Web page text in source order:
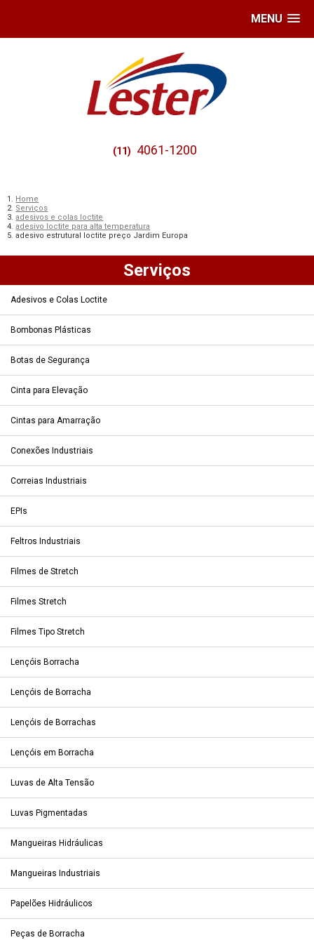
MENU
(11) 4061-1200
Home
Serviços
adesivos e colas loctite
adesivo loctite para alta temperatura
adesivo estrutural loctite preço Jardim Europa
Serviços
Adesivos e Colas Loctite
Bombonas Plásticas
Botas de Segurança
Cinta para Elevação
Cintas para Amarração
Conexões Industriais
Correias Industriais
EPIs
Feltros Industriais
Filmes de Stretch
Filmes Stretch
Filmes Tipo Stretch
Lençóis Borracha
Lençóis de Borracha
Lençóis de Borrachas
Lençóis em Borracha
Luvas de Alta Tensão
Luvas Pigmentadas
Mangueiras Hidráulicas
Mangueiras Industriais
Papelões Hidráulicos
Peças de Borracha